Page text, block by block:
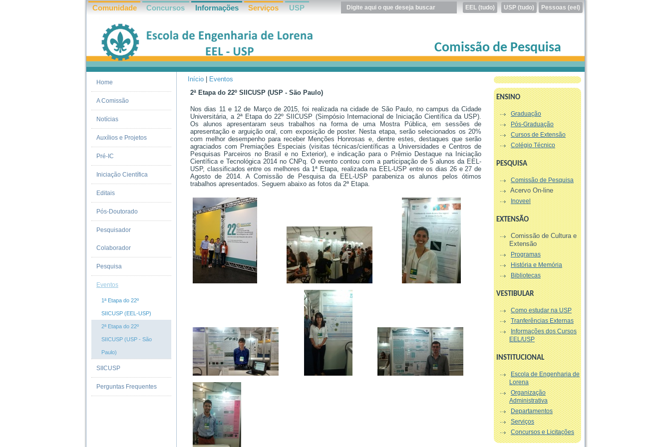
Comunidade Concursos Informações Serviços USP
Comissão de Pesquisa
Home
A Comissão
Notícias
Auxílios e Projetos
Pré-IC
Iniciação Científica
Editais
Pós-Doutorado
Pesquisador
Colaborador
Pesquisa
Eventos
1ª Etapa do 22º
SIICUSP (EEL-USP)
2ª Etapa do 22º
SIICUSP (USP - São
Paulo)
SIICUSP
Perguntas Frequentes
VOCÊ ESTÁ AQUI
Início
Eventos
2ª Etapa do 22º SIICUSP (USP - São Paulo)
Nos dias 11 e 12 de Março de 2015, foi realizada na cidade de São Paulo, no campus da Cidade
Universitária, a 2ª Etapa do 22º SIICUSP (Simpósio Internacional de Iniciação Científica da USP).
Os alunos apresentaram seus trabalhos na forma de uma Mostra Pública, em sessões de
apresentação e arguição oral, com exposição de poster. Nesta etapa, serão selecionados os 20%
com melhor desempenho para receber Menções Honrosas e, dentre estes, destaques que serão
agraciados com Premiações Especiais (visitas técnicas/científicas a Universidades e Centros de
Pesquisas Parceiros no Brasil e no Exterior), e indicação para o Prêmio Destaque na Iniciação
Científica e Tecnológica 2014 no CNPq. O evento contou com a participação de 5 alunos da EEL-
USP, classificados entre os melhores da 1ª Etapa, realizada na EEL-USP entre os dias 26 e 27 de
Agosto de 2014. A Comissão de Pesquisa da EEL-USP parabeniza os alunos pelos ótimos
trabalhos apresentados. Seguem abaixo as fotos da 2ª Etapa.
ENSINO
Graduação
Pós-Graduação
Cursos de Extensão
Colégio Técnico
PESQUISA
Comissão de Pesquisa
Acervo On-line
Inoveel
EXTENSÃO
Comissão de Cultura e
Extensão
Programas
História e Memória
Bibliotecas
VESTIBULAR
Como estudar na USP
Tranferências Externas
Informações dos Cursos
EEL/USP
INSTITUCIONAL
Escola de Engenharia de
Lorena
Organização
Administrativa
Departamentos
Serviços
Concursos e Licitações